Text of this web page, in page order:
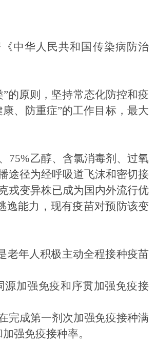
中华人民共和国传染病防治
的原则，坚持常态化防控和疫
、防重症”的工作目标，最大
75%乙醇、含氯消毒剂、过氧
途径为经呼吸道飞沫和密切接
戎变异株已成为 国内外流行优
逸能力，现有疫苗对预防该变
老年人积极主动全程接种疫苗
源加强免疫和序贯加强免疫接
完成第一剂次加强免疫接种满
强免疫接种率。